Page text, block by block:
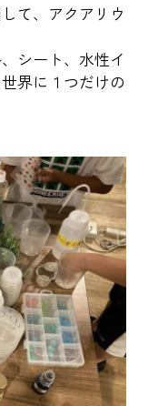
て、アクアリウ
シート、水性イ
界に１つだけの